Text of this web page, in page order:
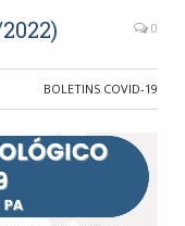
0
BOLETINS COVID-19